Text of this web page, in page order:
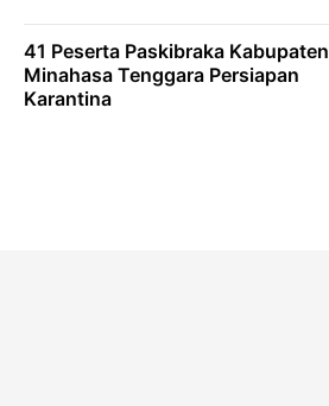
41 Peserta Paskibraka Kabupaten
Minahasa Tenggara Persiapan
Karantina